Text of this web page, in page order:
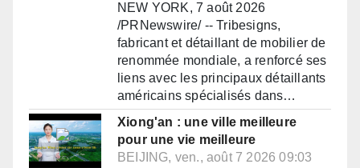
NEW YORK, 7 août 2026
/PRNewswire/ -- Tribesigns,
fabricant et détaillant de mobilier de
renommée mondiale, a renforcé ses
liens avec les principaux détaillants
américains spécialisés dans…
Xiong'an : une ville meilleure
pour une vie meilleure
BEIJING, ven., août 7 2026 09:03